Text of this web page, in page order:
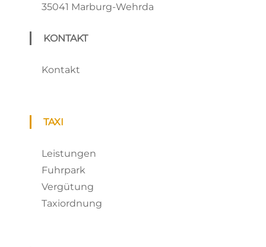
35041 Marburg-Wehrda
KONTAKT
Kontakt
TAXI
Leistungen
Fuhrpark
Vergütung
Taxiordnung